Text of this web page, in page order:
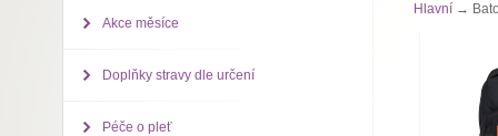
Hlavní →
Akce měsíce
Doplňky stravy dle určení
Péče o pleť